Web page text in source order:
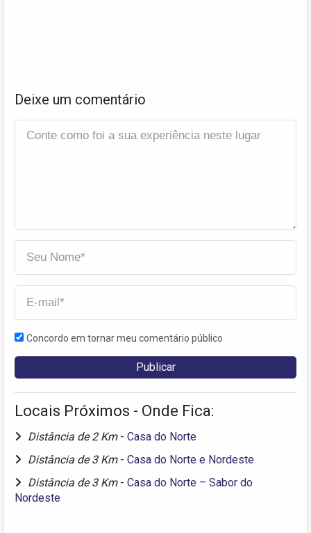
Deixe um comentário
Concordo em tornar meu comentário público
Locais Próximos - Onde Fica:
Distância de 2 Km - Casa do Norte
Distância de 3 Km - Casa do Norte e Nordeste
Distância de 3 Km - Casa do Norte – Sabor do
Nordeste